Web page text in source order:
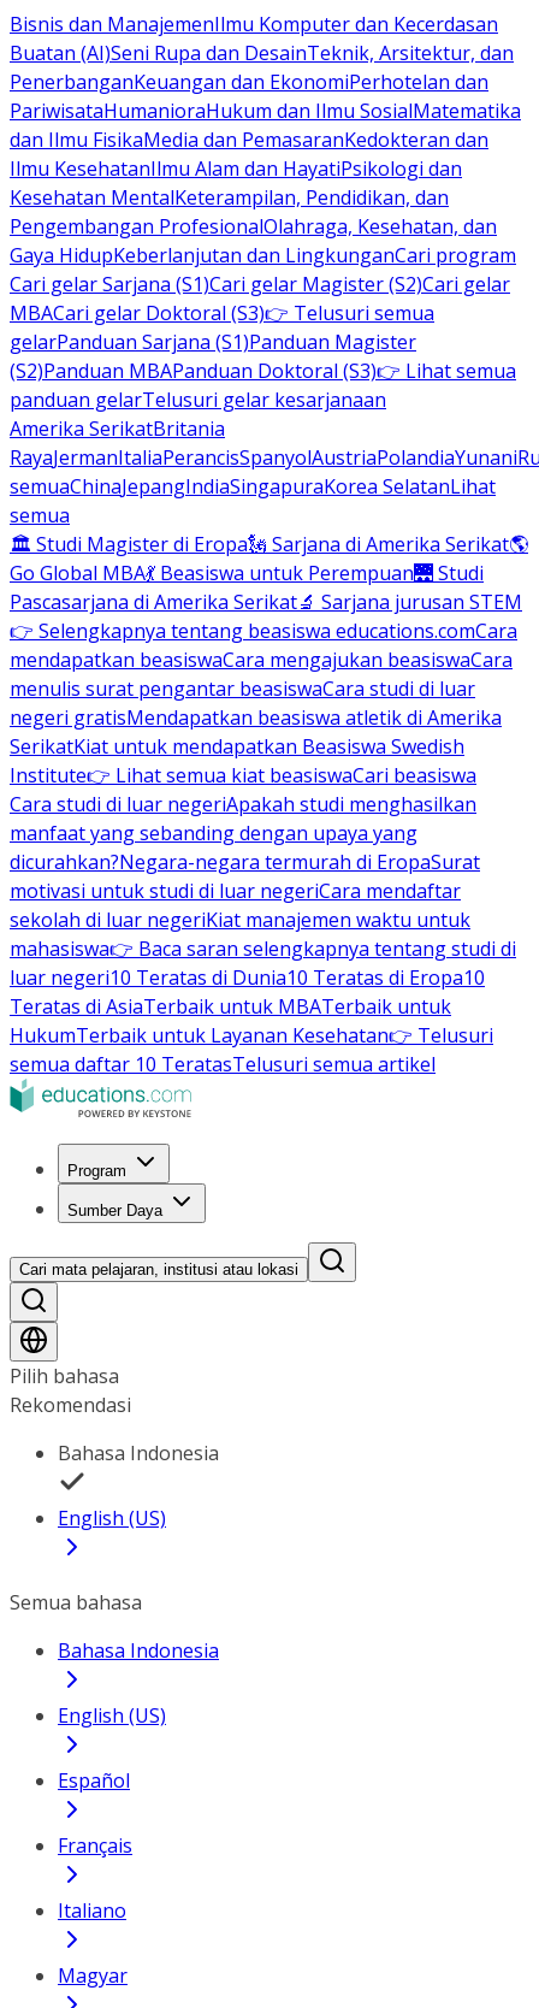
Bisnis dan ManajemenIlmu Komputer dan Kecerdasan
Buatan (AI)Seni Rupa dan DesainTeknik, Arsitektur, dan
PenerbanganKeuangan dan EkonomiPerhotelan dan
PariwisataHumanioraHukum dan Ilmu SosialMatematika
dan Ilmu FisikaMedia dan PemasaranKedokteran dan
Ilmu KesehatanIlmu Alam dan HayatiPsikologi dan
Kesehatan MentalKeterampilan, Pendidikan, dan
Pengembangan ProfesionalOlahraga, Kesehatan, dan
Gaya HidupKeberlanjutan dan LingkunganCari program
Cari gelar Sarjana (S1)Cari gelar Magister (S2)Cari gelar
MBACari gelar Doktoral (S3)👉 Telusuri semua
gelarPanduan Sarjana (S1)Panduan Magister
(S2)Panduan MBAPanduan Doktoral (S3)👉 Lihat semua
panduan gelarTelusuri gelar kesarjanaan
Amerika SerikatBritania
RayaJermanItaliaPerancisSpanyolAustriaPolandiaYunani
semuaChinaJepangIndiaSingapuraKorea SelatanLihat
semua
🏛 Studi Magister di Eropa🗽 Sarjana di Amerika Serikat🌎
Go Global MBA💃 Beasiswa untuk Perempuan🌉 Studi
Pascasarjana di Amerika Serikat🔬 Sarjana jurusan STEM
👉 Selengkapnya tentang beasiswa educations.comCara
mendapatkan beasiswaCara mengajukan beasiswaCara
menulis surat pengantar beasiswaCara studi di luar
negeri gratisMendapatkan beasiswa atletik di Amerika
SerikatKiat untuk mendapatkan Beasiswa Swedish
Institute👉 Lihat semua kiat beasiswaCari beasiswa
Cara studi di luar negeriApakah studi menghasilkan
manfaat yang sebanding dengan upaya yang
dicurahkan?Negara-negara termurah di EropaSurat
motivasi untuk studi di luar negeriCara mendaftar
sekolah di luar negeriKiat manajemen waktu untuk
mahasiswa👉 Baca saran selengkapnya tentang studi di
luar negeri10 Teratas di Dunia10 Teratas di Eropa10
Teratas di AsiaTerbaik untuk MBATerbaik untuk
HukumTerbaik untuk Layanan Kesehatan👉 Telusuri
semua daftar 10 TeratasTelusuri semua artikel
Program
Sumber Daya
Cari mata pelajaran, institusi atau lokasi
Pilih bahasa
Rekomendasi
Bahasa Indonesia
English (US)
Semua bahasa
Bahasa Indonesia
English (US)
Español
Français
Italiano
Magyar